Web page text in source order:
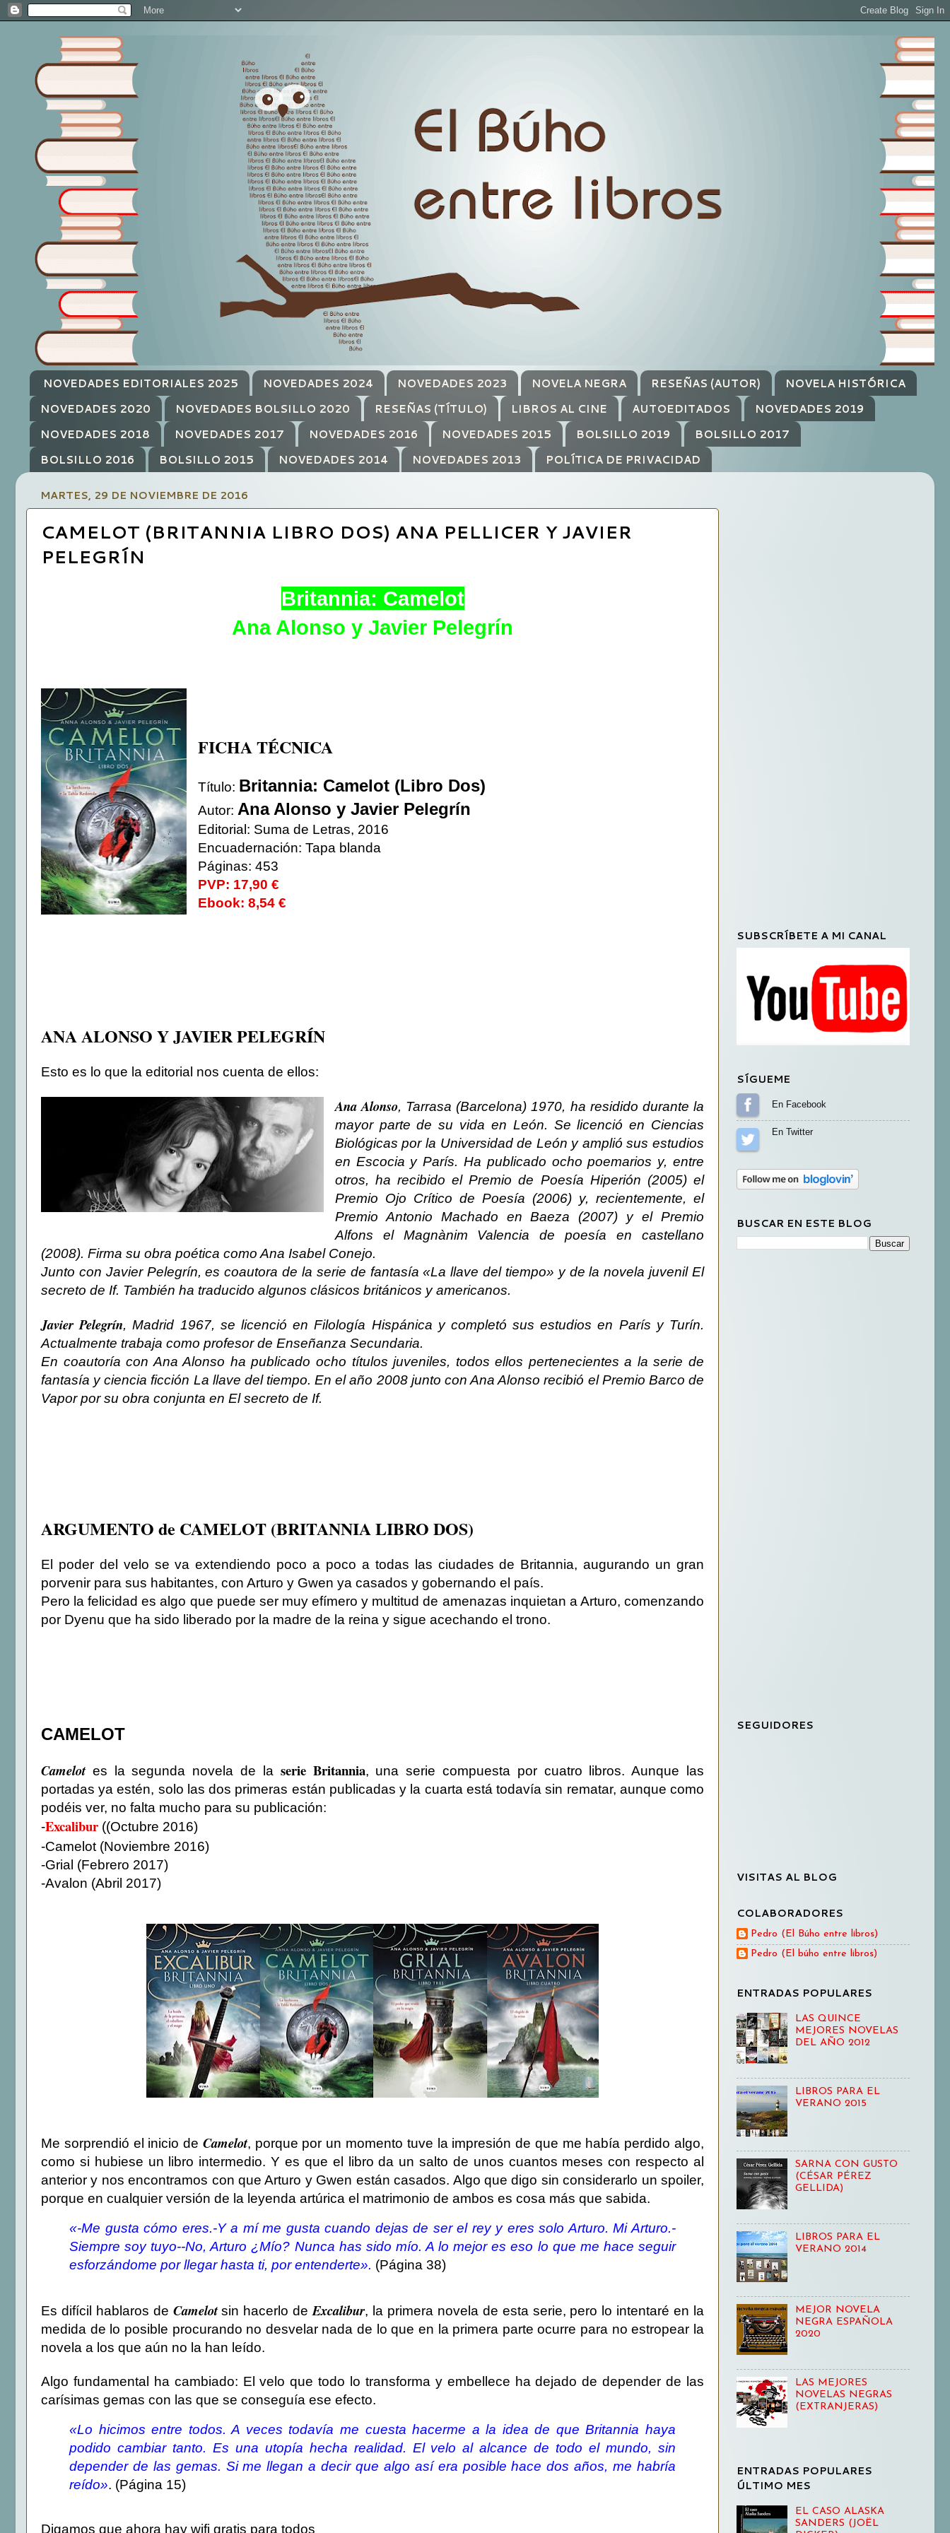
NOVEDADES EDITORIALES 2025 NOVEDADES 2024 NOVEDADES 2023 NOVELA NEGRA RESEÑAS (AUTOR)
NOVELA HISTÓRICA
NOVEDADES 2020
NOVEDADES BOLSILLO 2020 RESEÑAS (TÍTULO) LIBROS AL CINE AUTOEDITADOS
NOVEDADES 2019
NOVEDADES 2018
NOVEDADES 2017 NOVEDADES 2016 NOVEDADES 2015 BOLSILLO 2019
BOLSILLO 2017
BOLSILLO 2016
BOLSILLO 2015 NOVEDADES 2014 NOVEDADES 2013 POLÍTICA DE PRIVACIDAD
MARTES, 29 DE NOVIEMBRE DE 2016
CAMELOT (BRITANNIA LIBRO DOS) ANA PELLICER Y JAVIER
PELEGRÍN
Britannia: Camelot
Ana Alonso y Javier Pelegrín
FICHA TÉCNICA
Título: Britannia: Camelot (Libro Dos)
Autor: Ana Alonso y Javier Pelegrín
Editorial: Suma de Letras, 2016
Encuadernación: Tapa blanda
Páginas: 453
PVP: 17,90 €
Ebook: 8,54 €
ANA ALONSO Y JAVIER PELEGRÍN
Esto es lo que la editorial nos cuenta de ellos:
Ana Alonso, Tarrasa (Barcelona) 1970, ha residido durante la
mayor parte de su vida en León. Se licenció en Ciencias
Biológicas por la Universidad de León y amplió sus estudios
en Escocia y París. Ha publicado ocho poemarios y, entre
otros, ha recibido el Premio de Poesía Hiperión (2005) el
Premio Ojo Crítico de Poesía (2006) y, recientemente, el
Premio Antonio Machado en Baeza (2007) y el Premio
Alfons el Magnànim Valencia de poesía en castellano
(2008). Firma su obra poética como Ana Isabel Conejo.
Junto con Javier Pelegrín, es coautora de la serie de fantasía «La llave del tiempo» y de la novela juvenil El
secreto de If. También ha traducido algunos clásicos británicos y americanos.
Javier Pelegrín, Madrid 1967, se licenció en Filología Hispánica y completó sus estudios en París y Turín.
Actualmente trabaja como profesor de Enseñanza Secundaria.
En coautoría con Ana Alonso ha publicado ocho títulos juveniles, todos ellos pertenecientes a la serie de
fantasía y ciencia ficción La llave del tiempo. En el año 2008 junto con Ana Alonso recibió el Premio Barco de
Vapor por su obra conjunta en El secreto de If.
ARGUMENTO de CAMELOT (BRITANNIA LIBRO DOS)
El poder del velo se va extendiendo poco a poco a todas las ciudades de Britannia, augurando un gran
porvenir para sus habitantes, con Arturo y Gwen ya casados y gobernando el país.
Pero la felicidad es algo que puede ser muy efímero y multitud de amenazas inquietan a Arturo, comenzando
por Dyenu que ha sido liberado por la madre de la reina y sigue acechando el trono.
CAMELOT
Camelotes la segunda novela de la serie Britannia, una serie compuesta por cuatro libros. Aunque las
portadas ya estén, solo las dos primeras están publicadas y la cuarta está todavía sin rematar, aunque como
podéis ver, no falta mucho para su publicación:
-Excalibur ((Octubre 2016)
-Camelot (Noviembre 2016)
-Grial (Febrero 2017)
-Avalon (Abril 2017)
Me sorprendió el inicio de Camelot, porque por un momento tuve la impresión de que me había perdido algo,
como si hubiese un libro intermedio. Y es que el libro da un salto de unos cuantos meses con respecto al
anterior y nos encontramos con que Arturo y Gwen están casados. Algo que digo sin considerarlo un spoiler,
porque en cualquier versión de la leyenda artúrica el matrimonio de ambos es cosa más que sabida.
«-Me gusta cómo eres.-Y a mí me gusta cuando dejas de ser el rey y eres solo Arturo. Mi Arturo.-
Siempre soy tuyo--No, Arturo ¿Mío? Nunca has sido mío. A lo mejor es eso lo que me hace seguir
esforzándome por llegar hasta ti, por entenderte». (Página 38)
Es difícil hablaros de Camelotsin hacerlo deExcalibur, la primera novela de esta serie, pero lo intentaré en la
medida de lo posible procurando no desvelar nada de lo que en la primera parte ocurre para no estropear la
novela a los que aún no la han leído.
Algo fundamental ha cambiado: El velo que todo lo transforma y embellece ha dejado de depender de las
carísimas gemas con las que se conseguía ese efecto.
«Lo hicimos entre todos. A veces todavía me cuesta hacerme a la idea de que Britannia haya
podido cambiar tanto. Es una utopía hecha realidad. El velo al alcance de todo el mundo, sin
depender de las gemas. Si me llegan a decir que algo así era posible hace dos años, me habría
reído». (Página 15)
Digamos que ahora hay wifi gratis para todos
SUBSCRÍBETE A MI CANAL
SÍGUEME
Sígueme en Facebook
BUSCAR EN ESTE BLOG
SEGUIDORES
VISITAS AL BLOG
COLABORADORES
Pedro (El Búho entre libros)
Pedro (El búho entre libros)
ENTRADAS POPULARES
LAS QUINCE
MEJORES NOVELAS
DEL AÑO 2012
LIBROS PARA EL
VERANO 2015
SARNA CON GUSTO
(CÉSAR PÉREZ
GELLIDA)
LIBROS PARA EL
VERANO 2014
MEJOR NOVELA
NEGRA ESPAÑOLA
2020
LAS MEJORES
NOVELAS NEGRAS
(EXTRANJERAS)
ENTRADAS POPULARES
ÚLTIMO MES
EL CASO ALASKA
SANDERS (JOËL